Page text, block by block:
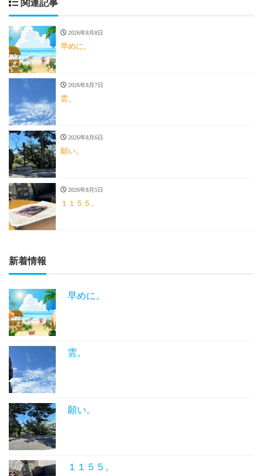
関連記事
2026年8月8日
早めに。
2026年8月7日
雲。
2026年8月6日
願い。
2026年8月5日
１１５５。
新着情報
早めに。
雲。
願い。
１１５５。